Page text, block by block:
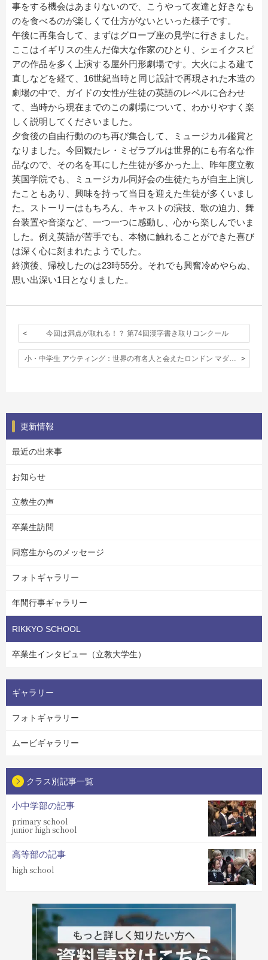
事をする機会はあまりないので、こうやって友達と好きなも
のを食べるのが楽しくて仕方がないといった様子です。
午後に再集合して、まずはグローブ座の見学に行きました。
ここはイギリスの生んだ偉大な作家のひとり、シェイクスピ
アの作品を多く上演する屋外円形劇場です。大火による建て
直しなどを経て、16世紀当時と同じ設計で再現された木造の
劇場の中で、ガイドの女性が生徒の英語のレベルに合わせ
て、当時から現在までのこの劇場について、わかりやすく楽
しく説明してくださいました。
夕食後の自由行動ののち再び集合して、ミュージカル鑑賞と
なりました。今回観たレ・ミゼラブルは世界的にも有名な作
品なので、その名を耳にした生徒が多かった上、昨年度立教
英国学院でも、ミュージカル同好会の生徒たちが自主上演し
たこともあり、興味を持って当日を迎えた生徒が多くいまし
た。ストーリーはもちろん、キャストの演技、歌の迫力、舞
台装置や音楽など、一つ一つに感動し、心から楽しんでいま
した。例え英語が苦手でも、本物に触れることができた喜び
は深く心に刻まれたようでした。
終演後、帰校したのは23時55分。それでも興奮冷めやらぬ、
思い出深い1日となりました。
今回は満点が取れる！？ 第74回漢字書き取りコンクール
更新情報
最近の出来事
お知らせ
立教生の声
卒業生訪問
同窓生からのメッセージ
フォトギャラリー
年間行事ギャラリー
RIKKYO SCHOOL
卒業生インタビュー（立教大学生）
ギャラリー
フォトギャラリー
ムービギャラリー
クラス別記事一覧
小中学部の記事
primary school
junior high school
高等部の記事
high school